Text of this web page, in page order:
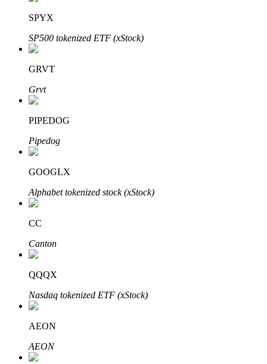
الاستثمار التلقائي
احصل على أرباح طويلة الأجل وفوائد مرنة
تعلم الستاكينغ
تعرف على كيفية كسب الدخل السلبي
Bitrue
SPYX
SP500 tokenized ETF (xStock)
GRVT
Grvt
PIPEDOG
Pipedog
GOOGLX
Alphabet tokenized stock (xStock)
CC
Canton
QQQX
Nasdaq tokenized ETF (xStock)
AEON
AEON